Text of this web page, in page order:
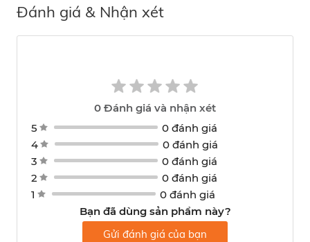
Đánh giá & Nhận xét
0 Đánh giá và nhận xét
5
0 đánh giá
4
0 đánh giá
3
0 đánh giá
2
0 đánh giá
1
0 đánh giá
Bạn đã dùng sản phẩm này?
Gửi đánh giá của bạn